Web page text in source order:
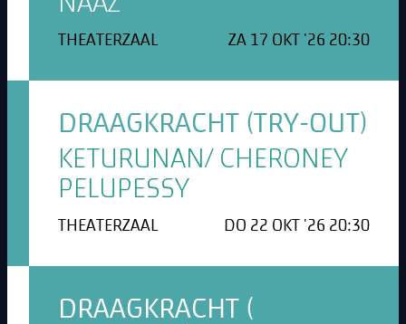
THEATERZAAL ZA 17 OKT '26 20:30
DRAAGKRACHT (TRY-OUT)
KETURUNAN/ CHERONEY
PELUPESSY
THEATERZAAL DO 22 OKT '26 20:30
DRAAGKRACHT (